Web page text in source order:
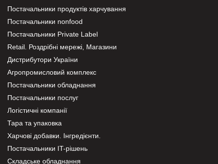
Постачальники продуктів харчування
Постачальники nonfood
Постачальники Private Label
Retail. Роздрібні мережі, Магазини
Дистрибутори України
Агропромисловий комплекс
Постачальники обладнання
Постачальники послуг
Логістичні компанії
Тара та упаковка
Харчові добавки. Інгредієнти.
Постачальники IT-рішень
Складське обладнання